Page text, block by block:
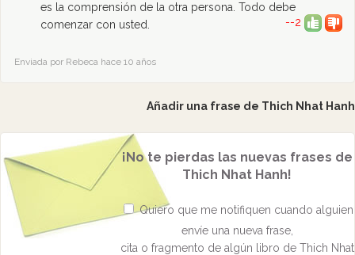
es la comprensión de la otra persona. Todo debe
comenzar con usted.
--2
Enviada por Rebeca hace 10 años
Añadir una frase de Thich Nhat Hanh
¡No te pierdas las nuevas frases de
Thich Nhat Hanh!
Quiero que me notifiquen cuando alguien
envíe una nueva frase,
cita o fragmento de algún libro de Thich Nhat